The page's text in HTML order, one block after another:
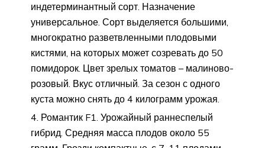
индетерминантный сорт. Назначение
универсальное. Сорт выделяется большими,
многократно разветвленными плодовыми
кистями, на которых может созревать до 50
помидорок. Цвет зрелых томатов – малиново-
розовый. Вкус отличный. За сезон с одного
куста можно снять до 4 килограмм урожая.
Романтик F1. Урожайный раннеспелый
гибрид. Средняя масса плодов около 55